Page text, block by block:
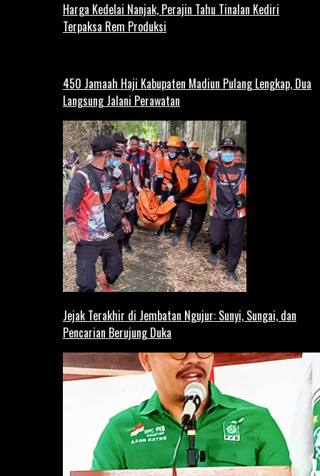
Harga Kedelai Nanjak, Perajin Tahu Tinalan Kediri
Terpaksa Rem Produksi
450 Jamaah Haji Kabupaten Madiun Pulang Lengkap, Dua
Langsung Jalani Perawatan
Jejak Terakhir di Jembatan Ngujur: Sunyi, Sungai, dan
Pencarian Berujung Duka